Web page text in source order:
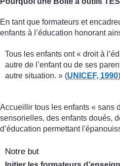
En tant que formateurs et
enfants à l’éducation honorant
Tous les enfants ont « droit à
autre de l’enfant ou de ses
autre situation. » (UNICEF, 1990)
Accueillir tous les enfants « sans
sensorielles, des enfants doués,
d’éducation permettant
Notre but